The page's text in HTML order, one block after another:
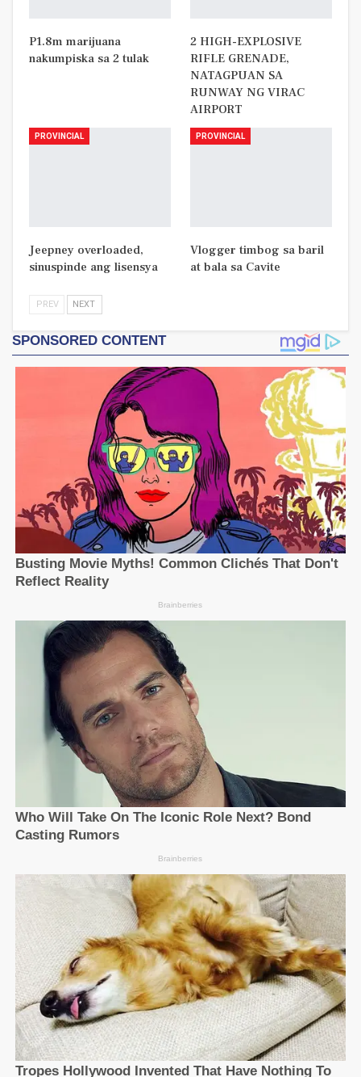
P1.8m marijuana
nakumpiska sa 2 tulak
2 HIGH-EXPLOSIVE
RIFLE GRENADE,
NATAGPUAN SA
RUNWAY NG VIRAC
AIRPORT
PROVINCIAL
Jeepney overloaded,
sinuspinde ang lisensya
PROVINCIAL
Vlogger timbog sa baril
at bala sa Cavite
PREV NEXT